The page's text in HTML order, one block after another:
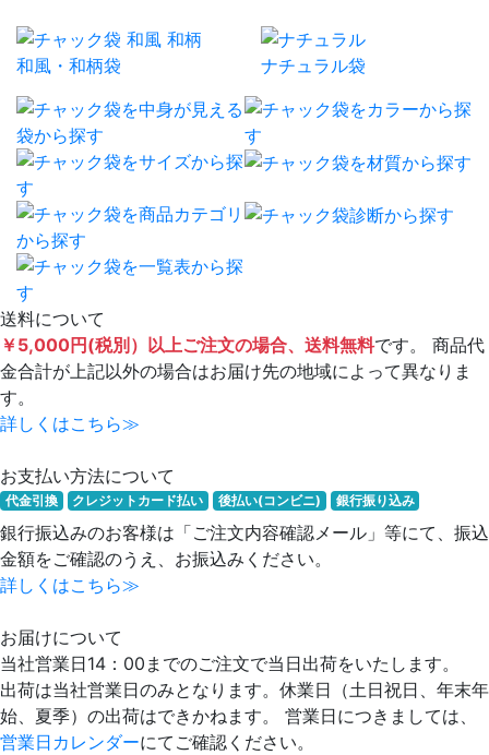
和風・和柄袋 ナチュラル袋
送料について
￥5,000円(税別）以上ご注文の場合、送料無料です。 商品代
金合計が上記以外の場合はお届け先の地域によって異なりま
す。
詳しくはこちら≫
お支払い方法について
代金引換 クレジットカード払い 後払い(コンビニ) 銀行振り込み
銀行振込みのお客様は「ご注文内容確認メール」等にて、振込
金額をご確認のうえ、お振込みください。
詳しくはこちら≫
お届けについて
当社営業日14：00までのご注文で当日出荷をいたします。
出荷は当社営業日のみとなります。休業日（土日祝日、年末年
始、夏季）の出荷はできかねます。 営業日につきましては、
営業日カレンダーにてご確認ください。